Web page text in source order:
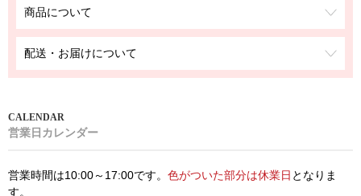
商品について
配送・お届けについて
営業日カレンダー
営業時間は10:00～17:00です。 色がついた部分は休業日 となりま
す。